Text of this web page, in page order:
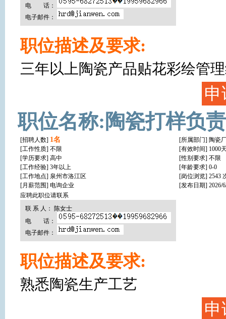
电 话：
电子邮件：
职位描述及要求:
三年以上陶瓷产品贴花彩绘管
申
职位名称:陶瓷打样负
[招聘人数] 1名
[工作性质] 不限
[学历要求] 高中
[工作经验] 3年以上
[工作地点] 泉州市洛江区
[月薪范围] 电询企业
[所属部门] 陶瓷
[有效时间] 1000
[性别要求] 不限
[年龄要求] 0-0
[岗位浏览] 2543
[发布日期] 2026/
应聘此职位请联系
联 系 人： 陈女士
电 话：
电子邮件：
职位描述及要求:
熟悉陶瓷生产工艺
申